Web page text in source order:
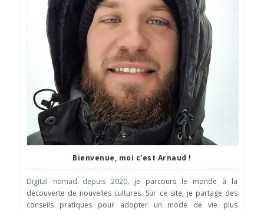
Bienvenue, moi c'est Arnaud !
Digital nomad depuis 2020, je parcours le monde à la
découverte de nouvelles cultures. Sur ce site, je partage des
conseils pratiques pour adopter un mode de vie plus